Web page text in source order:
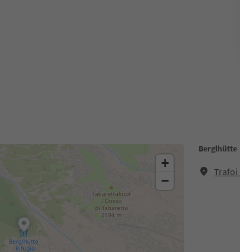
Berglhütte
Trafoi
+
−